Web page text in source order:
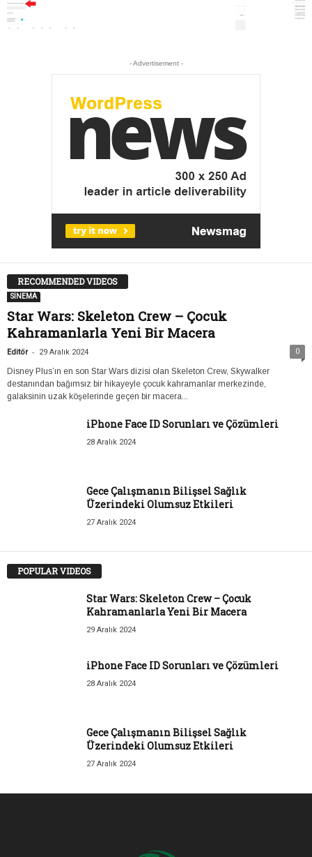
- Advertisement -
RECOMMENDED VIDEOS
SİNEMA
Star Wars: Skeleton Crew – Çocuk
Kahramanlarla Yeni Bir Macera
Editör - 29 Aralık 2024 0
Disney Plus’ın en son Star Wars dizisi olan Skeleton Crew, Skywalker
destanından bağımsız bir hikayeyle çocuk kahramanlar merkezinde,
galaksinin uzak köşelerinde geçen bir macera...
iPhone Face ID Sorunları ve Çözümleri
28 Aralık 2024
Gece Çalışmanın Bilişsel Sağlık
Üzerindeki Olumsuz Etkileri
27 Aralık 2024
POPULAR VIDEOS
Star Wars: Skeleton Crew – Çocuk
Kahramanlarla Yeni Bir Macera
29 Aralık 2024
iPhone Face ID Sorunları ve Çözümleri
28 Aralık 2024
Gece Çalışmanın Bilişsel Sağlık
Üzerindeki Olumsuz Etkileri
27 Aralık 2024